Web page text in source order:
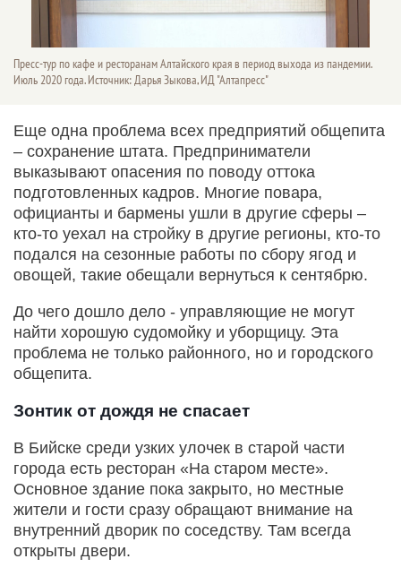
Пресс-тур по кафе и ресторанам Алтайского края в период выхода из пандемии.
Июль 2020 года. Источник: Дарья Зыкова, ИД "Алтапресс"
Еще одна проблема всех предприятий общепита
– сохранение штата. Предприниматели
выказывают опасения по поводу оттока
подготовленных кадров. Многие повара,
официанты и бармены ушли в другие сферы –
кто-то уехал на стройку в другие регионы, кто-то
подался на сезонные работы по сбору ягод и
овощей, такие обещали вернуться к сентябрю.
До чего дошло дело - управляющие не могут
найти хорошую судомойку и уборщицу. Эта
проблема не только районного, но и городского
общепита.
Зонтик от дождя не спасает
В Бийске среди узких улочек в старой части
города есть ресторан «На старом месте».
Основное здание пока закрыто, но местные
жители и гости сразу обращают внимание на
внутренний дворик по соседству. Там всегда
открыты двери.